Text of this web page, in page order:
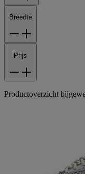
Breedte
Prijs
Productoverzicht